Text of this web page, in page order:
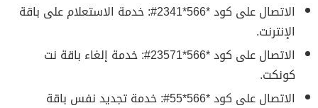
الاتصال على كود *566*2341#: خدمة الاستعلام على باقة
الإنترنت.
الاتصال على كود *566*23571#: خدمة إلغاء باقة نت
كونكت.
الاتصال على كود *566*55#: خدمة تجديد نفس باقة